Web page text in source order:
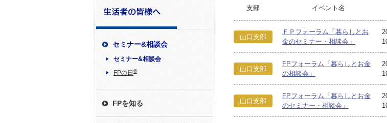
セミナー&相談会
セミナー&相談会
FPの日 ®
FPを知る
支部 イベント名
山口支部
ＦＰフォーラム「暮らしとお
金のセミナー・相談会」
山口支部
FPフォーラム「暮らしとお金
の相談会」
山口支部
FPフォーラム「暮らしとお金
のセミナー・相談会」